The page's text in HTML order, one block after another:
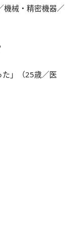
機械・精密機器／
た」（25歳／医